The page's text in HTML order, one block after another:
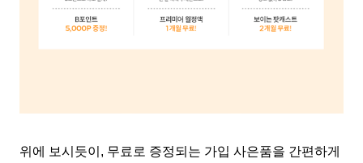
위에 보시듯이, 무료로 증정되는 가입 사은품을 간편하게